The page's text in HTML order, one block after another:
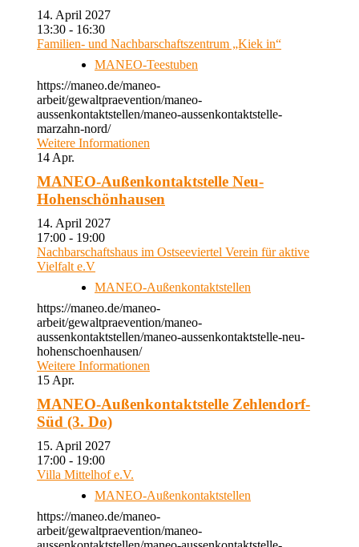
14. April 2027
13:30 - 16:30
Familien- und Nachbarschaftszentrum „Kiek in“
MANEO-Teestuben
https://maneo.de/maneo-
arbeit/gewaltpraevention/maneo-
aussenkontaktstellen/maneo-aussenkontaktstelle-
marzahn-nord/
Weitere Informationen
14 Apr.
MANEO-Außenkontaktstelle Neu-
Hohenschönhausen
14. April 2027
17:00 - 19:00
Nachbarschaftshaus im Ostseeviertel Verein für aktive
Vielfalt e.V
MANEO-Außenkontaktstellen
https://maneo.de/maneo-
arbeit/gewaltpraevention/maneo-
aussenkontaktstellen/maneo-aussenkontaktstelle-neu-
hohenschoenhausen/
Weitere Informationen
15 Apr.
MANEO-Außenkontaktstelle Zehlendorf-
Süd (3. Do)
15. April 2027
17:00 - 19:00
Villa Mittelhof e.V.
MANEO-Außenkontaktstellen
https://maneo.de/maneo-
arbeit/gewaltpraevention/maneo-